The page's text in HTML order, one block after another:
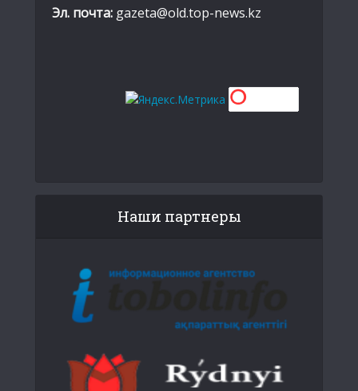
Эл. почта: gazeta@old.top-news.kz
Наши партнеры